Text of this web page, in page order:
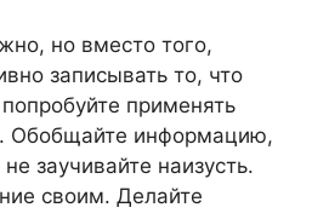
но вместо того,
записывать то, что
применять
Обобщайте информацию,
заучивайте наизусть.
своим. Делайте